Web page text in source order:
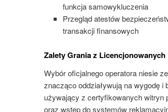
funkcja samowykluczenia
Przegląd atestów
transakcji finansowych
Zalety Grania z
Wybór oficjalnego operatora niesie
znacząco oddziaływują na wygodę
używający z certyfikowanych witryn
oraz wstęp do systemów